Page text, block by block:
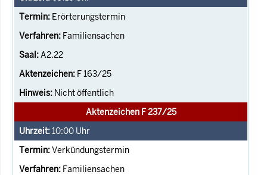
Erörterungstermin
Familiensachen
A2.22
F 163/25
Nicht öffentlich
Aktenzeichen F 237/25
10:00 Uhr
Verkündungstermin
Familiensachen